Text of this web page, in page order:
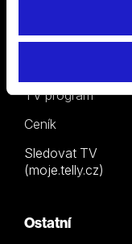
TV program
Ceník
Sledovat TV
(moje.telly.cz)
Ostatní